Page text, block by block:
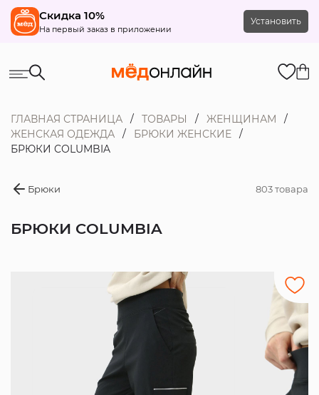
Скидка 10%
На первый заказ в приложении
Установить
ГЛАВНАЯ СТРАНИЦА ТОВАРЫ
ЖЕНЩИНАМ
ЖЕНСКАЯ ОДЕЖДА
БРЮКИ ЖЕНСКИЕ
БРЮКИ COLUMBIA
Брюки 803 товара
БРЮКИ COLUMBIA